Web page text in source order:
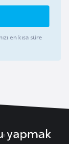
en kısa süre
yapmak